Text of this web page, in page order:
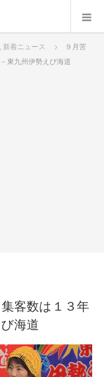
, 新着ニュース
９月苦
東九州伊勢えび海道
客数は１３年
海道